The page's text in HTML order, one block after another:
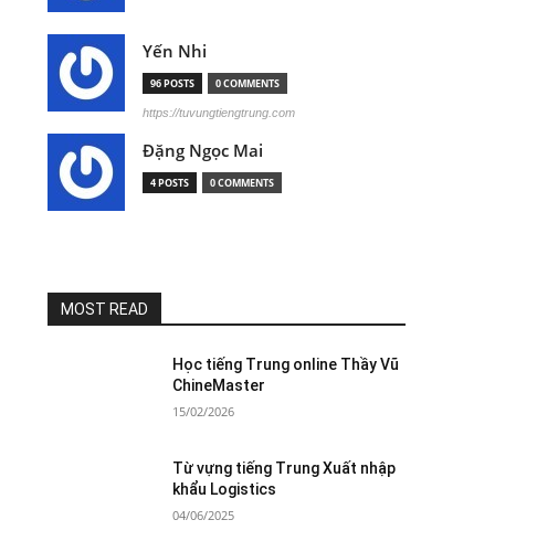
Yến Nhi
96 POSTS 0 COMMENTS
https://tuvungtiengtrung.com
Đặng Ngọc Mai
4 POSTS 0 COMMENTS
MOST READ
Học tiếng Trung online Thầy Vũ
ChineMaster
15/02/2026
Từ vựng tiếng Trung Xuất nhập
khẩu Logistics
04/06/2025